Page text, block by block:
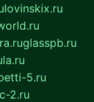
lovinskix.ru
glasspb.ru
5.ru
2.ru